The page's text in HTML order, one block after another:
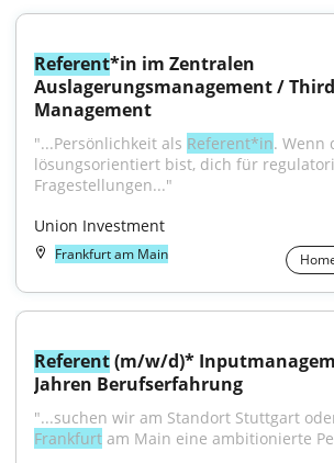
Referent*in im Zentralen
Auslagerungsmanagement /
Management
"...Persönlichkeit als Referent*in. Wenn
lösungsorientiert bist, dich für
Fragestellungen..."
Union Investment
Frankfurt am Main
Referent (m/w/d)*
Jahren Berufserfahrung
Frankfurt am Main eine ambitionierte